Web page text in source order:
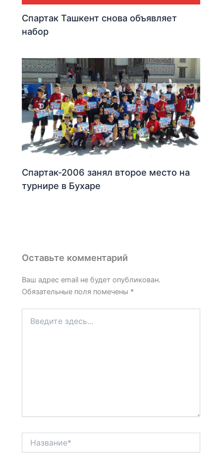
Спартак Ташкент снова объявляет
набор
Спартак-2006 занял второе место на
турнире в Бухаре
Оставьте комментарий
Ваш адрес email не будет опубликован.
Обязательные поля помечены *
здесь...